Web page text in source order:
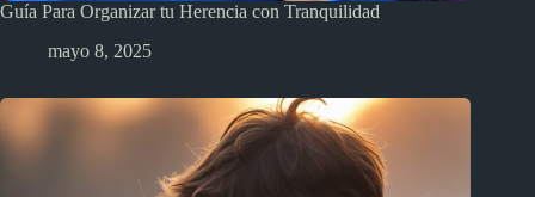
Guía Para Organizar tu Herencia con Tranquilidad
mayo 8, 2025